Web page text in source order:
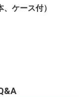
ケース付）